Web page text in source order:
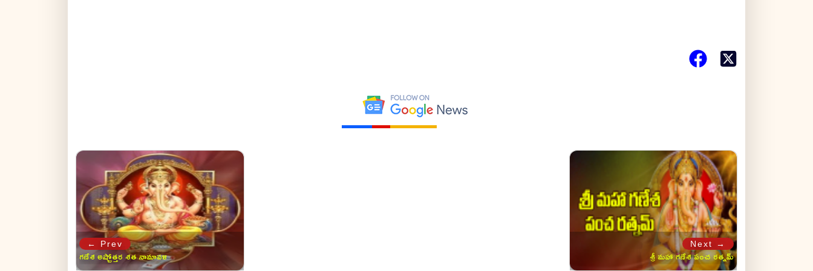
← Prev
గణేశ అష్టోత్తర శత నామావళి
Next →
శ్రీ మహా గణేశ పంచ రత్నమ్